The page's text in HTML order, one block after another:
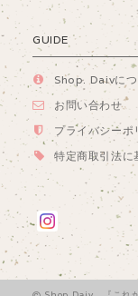
GUIDE
Shop. Daivにつ
お問い合わせ
プライバシーポ
特定商取引法に